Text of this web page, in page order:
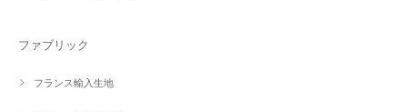
ファブリック
フランス輸入生地